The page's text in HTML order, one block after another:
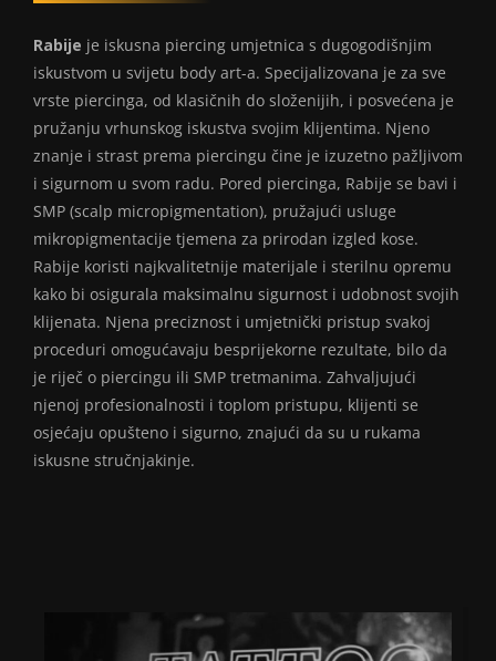
Rabije je iskusna piercing umjetnica s dugogodišnjim
iskustvom u svijetu body art-a. Specijalizovana je za sve
vrste piercinga, od klasičnih do složenijih, i posvećena je
pružanju vrhunskog iskustva svojim klijentima. Njeno
znanje i strast prema piercingu čine je izuzetno pažljivom
i sigurnom u svom radu. Pored piercinga, Rabije se bavi i
SMP (scalp micropigmentation), pružajući usluge
mikropigmentacije tjemena za prirodan izgled kose.
Rabije koristi najkvalitetnije materijale i sterilnu opremu
kako bi osigurala maksimalnu sigurnost i udobnost svojih
klijenata. Njena preciznost i umjetnički pristup svakoj
proceduri omogućavaju besprijekorne rezultate, bilo da
je riječ o piercingu ili SMP tretmanima. Zahvaljujući
njenoj profesionalnosti i toplom pristupu, klijenti se
osjećaju opušteno i sigurno, znajući da su u rukama
iskusne stručnjakinje.